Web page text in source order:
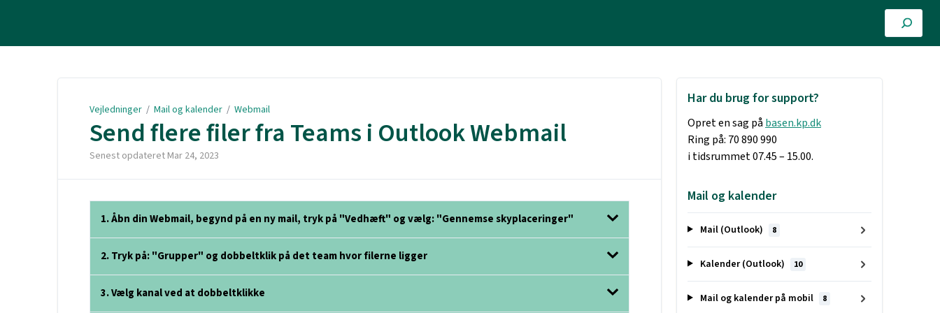
Vejledninger / Mail og kalender / Webmail
Send flere filer fra Teams i Outlook Webmail
Senest opdateret Mar 24, 2023
1. Åbn din Webmail, begynd på en ny mail, tryk på "Vedhæft" og vælg: "Gennemse skyplaceringer"
2. Tryk på: "Grupper" og dobbeltklik på det team hvor filerne ligger
3. Vælg kanal ved at dobbeltklikke
Har du brug for support?
Opret en sag på basen.kp.dk
Ring på: 70 890 990
i tidsrummet 07.45 – 15.00.
Mail og kalender
Mail (Outlook) 8
Kalender (Outlook) 10
Mail og kalender på mobil 8